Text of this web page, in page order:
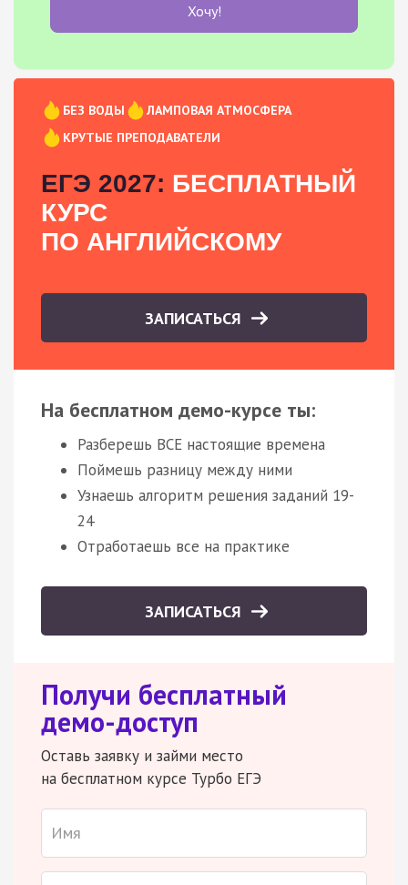
Хочу!
БЕЗ ВОДЫ
ЛАМПОВАЯ АТМОСФЕРА
КРУТЫЕ ПРЕПОДАВАТЕЛИ
ЕГЭ 2027: БЕСПЛАТНЫЙ
КУРС
ПО АНГЛИЙСКОМУ
ЗАПИСАТЬСЯ
На бесплатном демо-курсе ты:
Разберешь ВСЕ настоящие времена
Поймешь разницу между ними
Узнаешь алгоритм решения заданий 19-
24
Отработаешь все на практике
ЗАПИСАТЬСЯ
Получи бесплатный
демо-доступ
Оставь заявку и займи место
на бесплатном курсе Турбо ЕГЭ